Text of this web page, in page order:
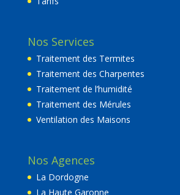
Nos Services
Traitement des Termites
Traitement des Charpentes
Traitement de l’humidité
Traitement des Mérules
Ventilation des Maisons
Nos Agences
La Dordogne
La Haute Garonne